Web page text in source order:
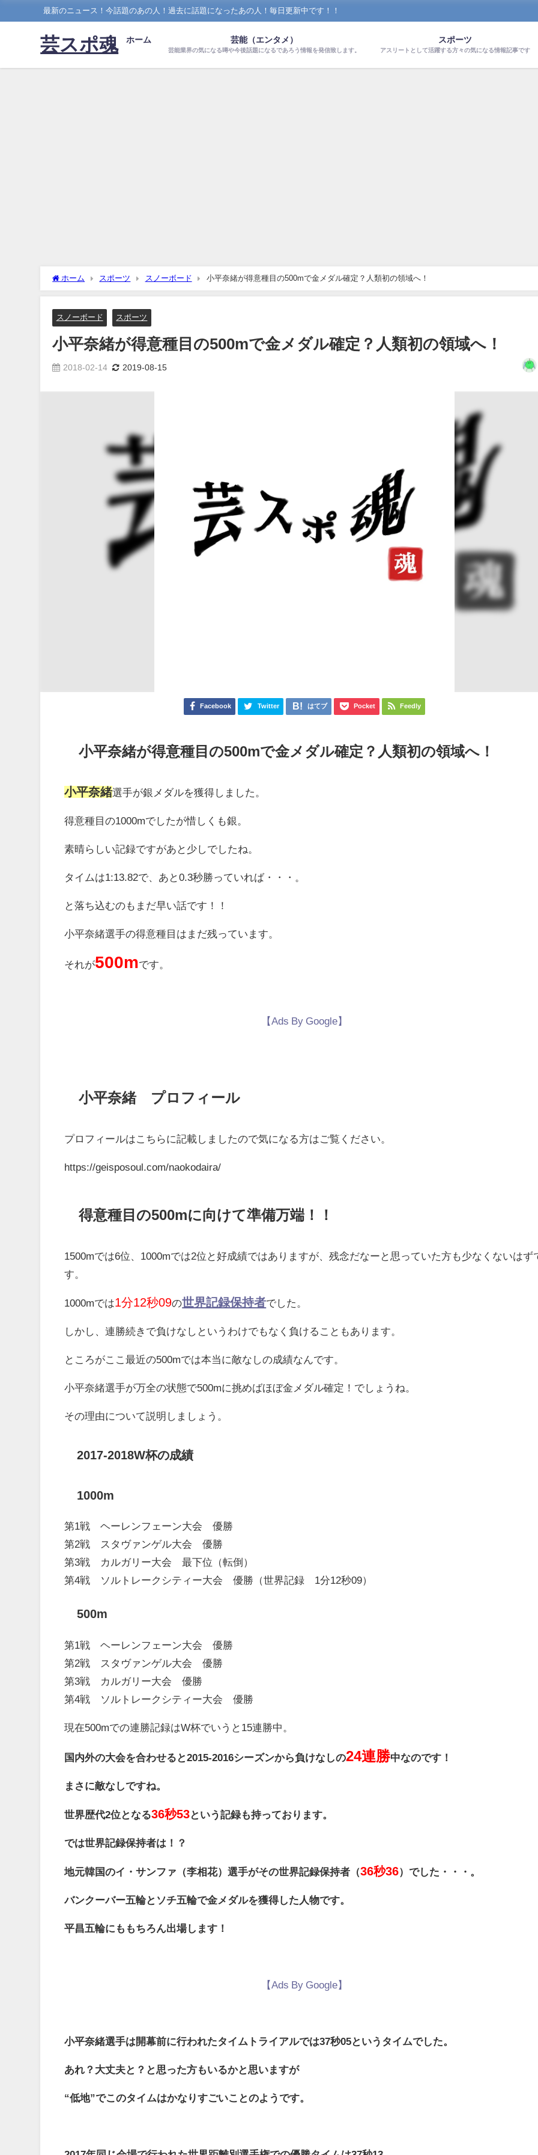
最新のニュース！今話題のあの人！過去に話題になったあの人！毎日更新中です！！
芸スポ魂 ホーム 芸能（エンタメ）
芸能業界の気になる噂や今後話題になるであろう情報を発信致します。
スポーツ
アスリートとして活躍する方々の気になる情報記事です
ホーム スポーツ スノーボード 小平奈緒が得意種目の500mで金メダル確定？人類初の領域へ！
スノーボード スポーツ
小平奈緒が得意種目の500mで金メダル確定？人類初の領域へ！
2018-02-14 2019-08-15
Facebook Twitter はてブ Pocket Feedly
小平奈緒が得意種目の500mで金メダル確定？人類初の領域へ！
小平奈緒選手が銀メダルを獲得しました。
得意種目の1000mでしたが惜しくも銀。
素晴らしい記録ですがあと少しでしたね。
タイムは1:13.82で、あと0.3秒勝っていれば・・・。
と落ち込むのもまだ早い話です！！
小平奈緒選手の得意種目はまだ残っています。
それが500mです。
【Ads By Google】
小平奈緒 プロフィール
プロフィールはこちらに記載しましたので気になる方はご覧ください。
https://geisposoul.com/naokodaira/
得意種目の500mに向けて準備万端！！
1500mでは6位、1000mでは2位と好成績ではありますが、残念だなーと思っていた方も少なくないはず
す。
1000mでは1分12秒09の世界記録保持者でした。
しかし、連勝続きで負けなしというわけでもなく負けることもあります。
ところがここ最近の500mでは本当に敵なしの成績なんです。
小平奈緒選手が万全の状態で500mに挑めばほぼ金メダル確定！でしょうね。
その理由について説明しましょう。
2017-2018W杯の成績
1000m
第1戦 ヘーレンフェーン大会 優勝
第2戦 スタヴァンゲル大会 優勝
第3戦 カルガリー大会 最下位（転倒）
第4戦 ソルトレークシティー大会 優勝（世界記録 1分12秒09）
500m
第1戦 ヘーレンフェーン大会 優勝
第2戦 スタヴァンゲル大会 優勝
第3戦 カルガリー大会 優勝
第4戦 ソルトレークシティー大会 優勝
現在500mでの連勝記録はW杯でいうと15連勝中。
国内外の大会を合わせると2015-2016シーズンから負けなしの24連勝中なのです！
まさに敵なしですね。
世界歴代2位となる36秒53という記録も持っております。
では世界記録保持者は！？
地元韓国のイ・サンファ（李相花）選手がその世界記録保持者（36秒36）でした・・・。
バンクーバー五輪とソチ五輪で金メダルを獲得した人物です。
平昌五輪にももちろん出場します！
【Ads By Google】
小平奈緒選手は開幕前に行われたタイムトライアルでは37秒05というタイムでした。
あれ？大丈夫と？と思った方もいるかと思いますが
“低地”でこのタイムはかなりすごいことのようです。